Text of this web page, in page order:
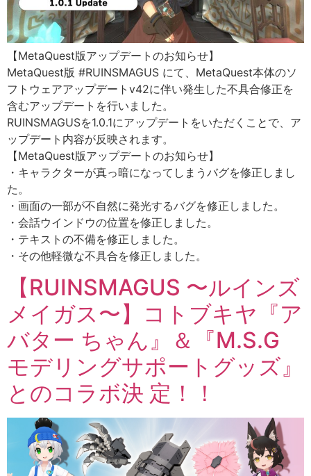
【MetaQuest版アップデートのお知らせ】
MetaQuest版 #RUINSMAGUS にて、MetaQuest本体のソ
フトウェアアップデートv42に伴い発生した不具合修正を
含むアップデートを行いました。
RUINSMAGUSを1.0.1にアップデートをいただくことで、ア
ップデート内容が反映されます。
【MetaQuest版アップデートのお知らせ】
・キャラクターが真っ暗になってしまうバグを修正しまし
た。
・画面の一部が不自然に発光するバグを修正しました。
・会話ウインドウの位置を修正しました。
・テキストの不備を修正しました。
・その他軽微な不具合を修正しました。
【RUINSMAGUS 〜ルインズ
メイガス〜】コトブキヤ『ア
バター ちゃん』＆『M.S.G
モデリングサポートグッズ』
とのコラボ決 定！！